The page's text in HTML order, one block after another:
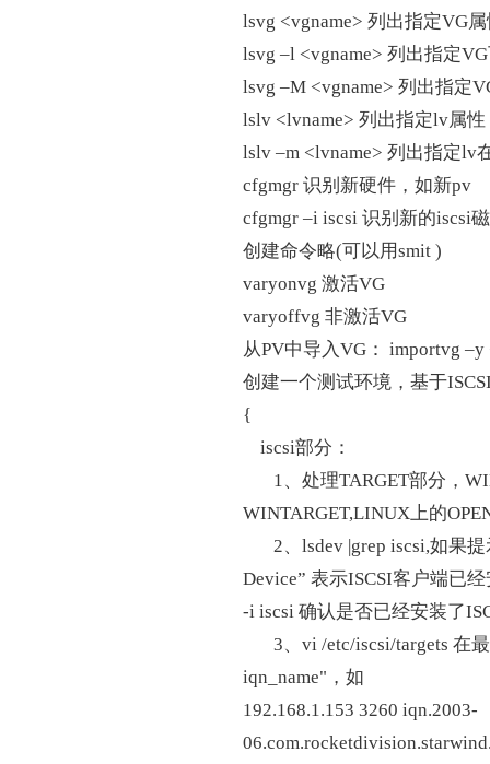
lsvg <vgname> 列出指定VG
lsvg –l <vgname> 列出指定
lsvg –M <vgname> 列出指定
lslv <lvname> 列出指定lv属性
lslv –m <lvname> 列出指定lv
cfgmgr 识别新硬件，如新pv
cfgmgr –i iscsi 识别新的iscsi
创建命令略(可以用smit )
varyonvg 激活VG
varyoffvg 非激活VG
从PV中导入VG： importvg –y
创建一个测试环境，基于
{
iscsi部分：
1、处理TARGET部分，
WINTARGET,LINUX上的
2、lsdev |grep iscsi,如
Device” 表示ISCSI客户端已
-i iscsi 确认是否已经安装了
3、vi /etc/iscsi/targets 在
iqn_name"，如
192.168.1.153 3260 iqn.2003-